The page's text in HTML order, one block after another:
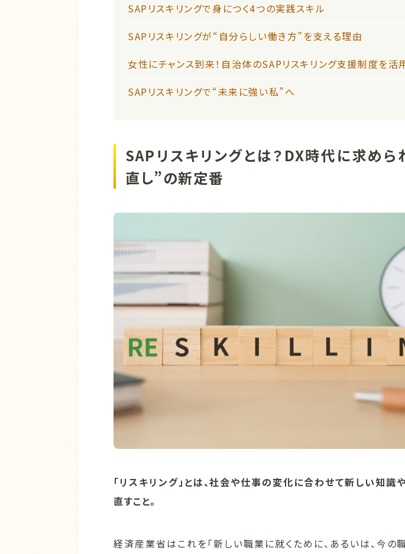
SAPリスキリングで身につく4つの実践スキル
SAPリスキリングが“自分らしい働き方”を支える理由
女性にチャンス到来！自治体のSAPリスキリング支援制度を活
SAPリスキリングで“未来に強い私”へ
SAPリスキリングとは？DX時代に求め
直し”の新定番
「リスキリング」とは、社会や仕事の変化に合わせて新しい知識
直すこと。
経済産業省はこれを「新しい職業に就くために、あるいは、今の